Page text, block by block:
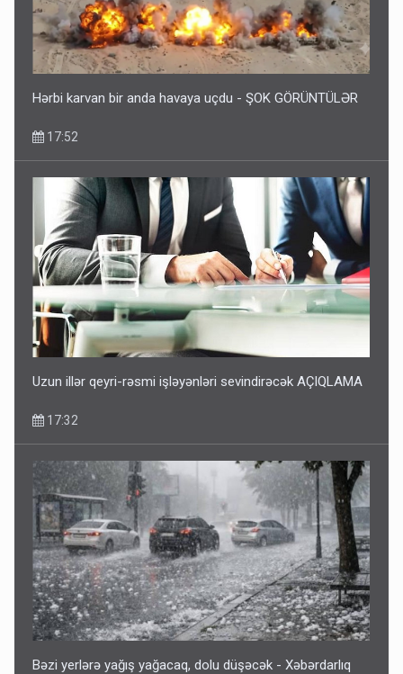
Hərbi karvan bir anda havaya uçdu - ŞOK GÖRÜNTÜLƏR
17:52
Uzun illər qeyri-rəsmi işləyənləri sevindirəcək AÇIQLAMA
17:32
Bəzi yerlərə yağış yağacaq, dolu düşəcək - Xəbərdarlıq